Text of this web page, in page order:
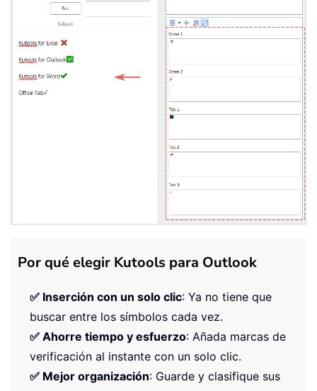
Por qué elegir Kutools para Outlook
✅ Inserción con un solo clic: Ya no tiene que
buscar entre los símbolos cada vez.
✅ Ahorre tiempo y esfuerzo: Añada marcas de
verificación al instante con un solo clic.
✅ Mejor organización: Guarde y clasifique sus